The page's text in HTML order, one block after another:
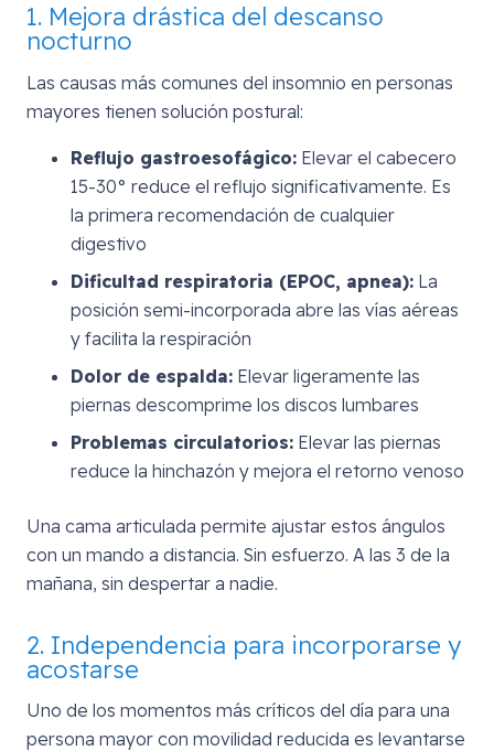
1. Mejora drástica del descanso
nocturno
Las causas más comunes del insomnio en personas
mayores tienen solución postural:
Reflujo gastroesofágico: Elevar el cabecero
15-30° reduce el reflujo significativamente. Es
la primera recomendación de cualquier
digestivo
Dificultad respiratoria (EPOC, apnea): La
posición semi-incorporada abre las vías aéreas
y facilita la respiración
Dolor de espalda: Elevar ligeramente las
piernas descomprime los discos lumbares
Problemas circulatorios: Elevar las piernas
reduce la hinchazón y mejora el retorno venoso
Una cama articulada permite ajustar estos ángulos
con un mando a distancia. Sin esfuerzo. A las 3 de la
mañana, sin despertar a nadie.
2. Independencia para incorporarse y
acostarse
Uno de los momentos más críticos del día para una
persona mayor con movilidad reducida es levantarse